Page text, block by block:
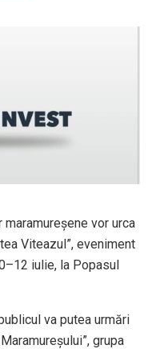
vor urca
Viteazul”, eveniment
iulie, la Popasul
va putea urmări
grupa